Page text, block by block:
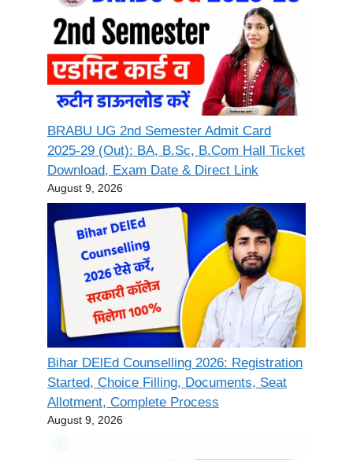
BRABU UG 2nd Semester Admit Card
2025-29 (Out): BA, B.Sc, B.Com Hall Ticket
Download, Exam Date & Direct Link
August 9, 2026
Bihar DElEd Counselling 2026: Registration
Started, Choice Filling, Documents, Seat
Allotment, Complete Process
August 9, 2026